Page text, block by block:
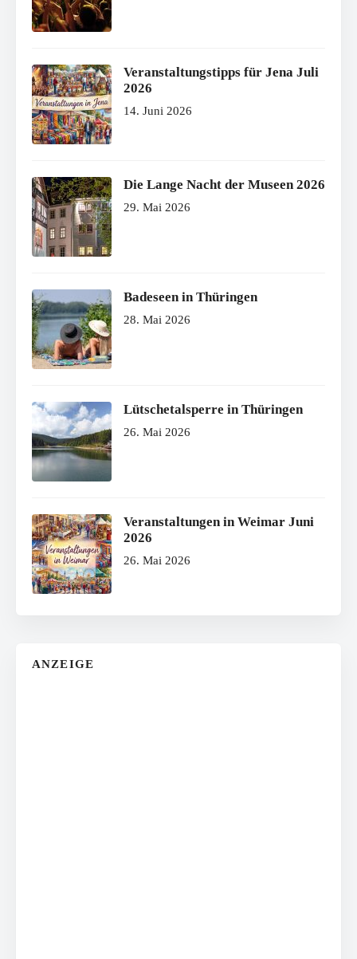
Veranstaltungstipps für Jena Juli
2026
14. Juni 2026
Die Lange Nacht der Museen 2026
29. Mai 2026
Badeseen in Thüringen
28. Mai 2026
Lütschetalsperre in Thüringen
26. Mai 2026
Veranstaltungen in Weimar Juni
2026
26. Mai 2026
ANZEIGE